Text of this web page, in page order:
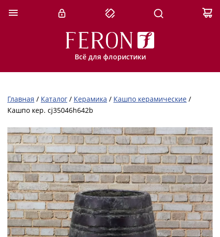
Всё для флористики
Главная / Каталог / Керамика / Кашпо керамические /
Кашпо кер. cj35046h642b